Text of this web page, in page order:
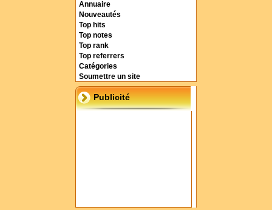
Annuaire
Nouveautés
Top hits
Top notes
Top rank
Top referrers
Catégories
Soumettre un site
Publicité